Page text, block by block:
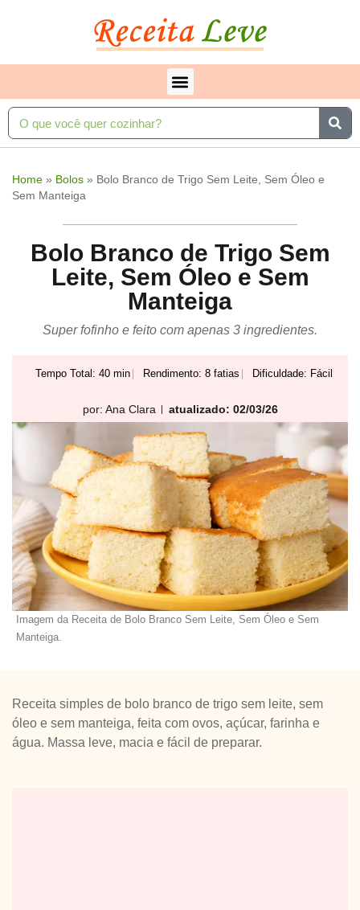
Home » Bolos » Bolo Branco de Trigo Sem Leite, Sem Óleo e
Sem Manteiga
Bolo Branco de Trigo Sem
Leite, Sem Óleo e Sem
Manteiga
Super fofinho e feito com apenas 3 ingredientes.
Tempo Total: 40 min Rendimento: 8 fatias Dificuldade: Fácil
por: Ana Clara atualizado: 02/03/26
Imagem da Receita de Bolo Branco Sem Leite, Sem Óleo e Sem
Manteiga.
Receita simples de bolo branco de trigo sem leite, sem
óleo e sem manteiga, feita com ovos, açúcar, farinha e
água. Massa leve, macia e fácil de preparar.